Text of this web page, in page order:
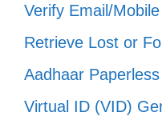
Verify Email/
Retrieve Lost or
Aadhaar
Virtual ID (VID)